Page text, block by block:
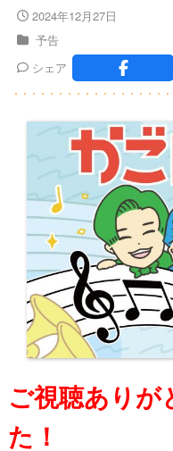
2024年12月27日
予告
シェア
ご視聴ありが
た！